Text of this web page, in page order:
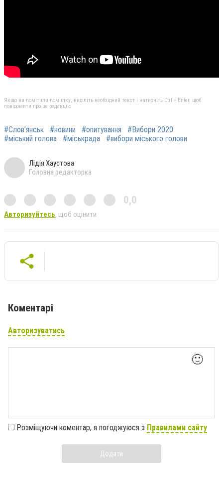
Якщо ви помітили помилку, виділіть необхідний текст і натисніть Ctrl + Enter, щоб
повідомити про це редакцію
#Слов’янськ #новини #опитування
#Вибори 2020
#міський голова
#міськрада #вибори міського голови
Лідія Хаустова
Головна редакторка
0,0
Авторизуйтесь, щоб оцінити
Коментарі
Авторизуватись
🙂
Розміщуючи коментар, я погоджуюся з Правилами сайту
Додати